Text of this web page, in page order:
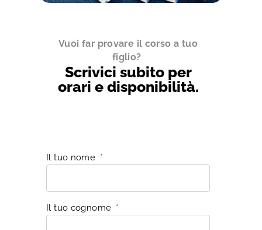
Vuoi far provare il corso a tuo
figlio?
Scrivici subito per
orari e disponibilità.
Il tuo nome
Il tuo cognome